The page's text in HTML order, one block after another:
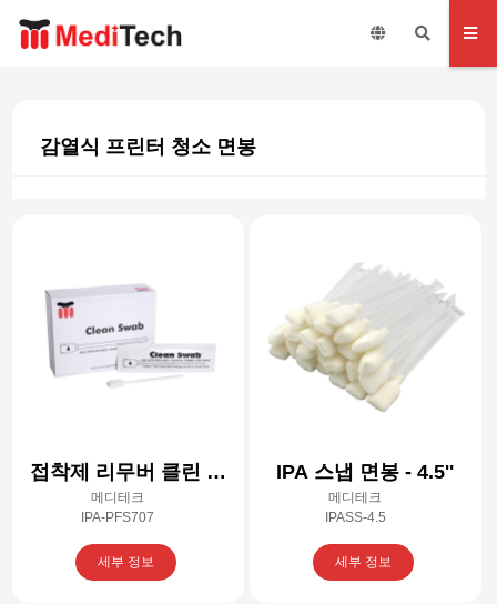
감열식 프린터 청소 면봉
접착제 리무버 클린 폼
스왑
메디테크
IPA-PFS707
세부 정보
IPA 스냅 면봉 - 4.5''
메디테크
IPASS-4.5
세부 정보